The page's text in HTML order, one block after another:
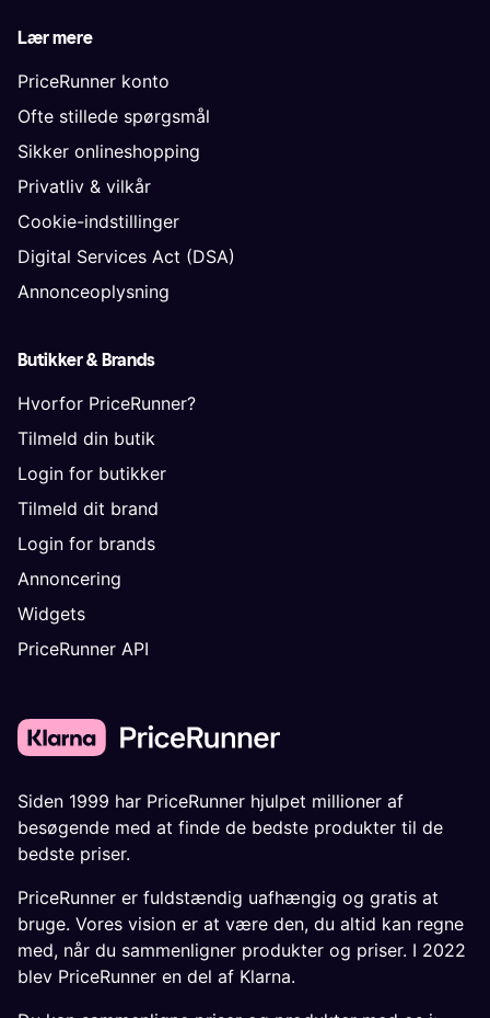
Lær mere
PriceRunner konto
Ofte stillede spørgsmål
Sikker onlineshopping
Privatliv & vilkår
Cookie-indstillinger
Digital Services Act (DSA)
Annonceoplysning
Butikker & Brands
Hvorfor PriceRunner?
Tilmeld din butik
Login for butikker
Tilmeld dit brand
Login for brands
Annoncering
Widgets
PriceRunner API
Siden 1999 har PriceRunner hjulpet millioner af
besøgende med at finde de bedste produkter til de
bedste priser.
PriceRunner er fuldstændig uafhængig og gratis at
bruge. Vores vision er at være den, du altid kan regne
med, når du sammenligner produkter og priser. I 2022
blev PriceRunner en del af Klarna.